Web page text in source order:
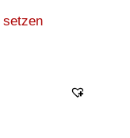
setzen